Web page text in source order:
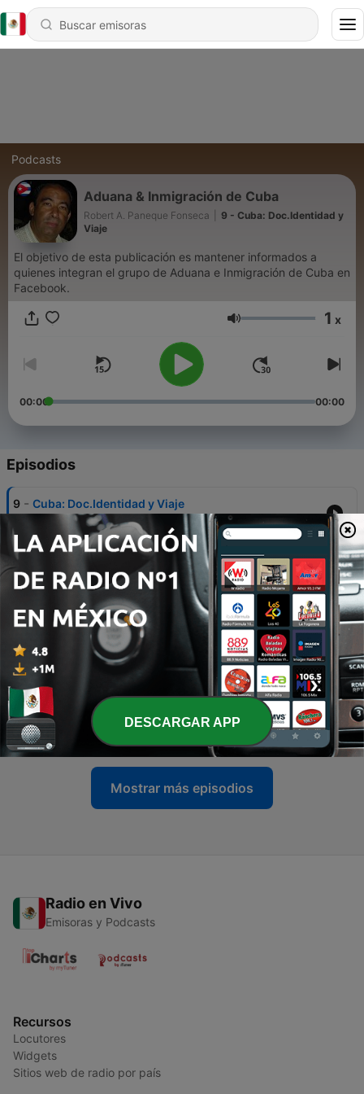
Podcasts
Aduana & Inmigración de Cuba
Robert A. Paneque Fonseca
9 - Cuba: Doc.Identidad y
Viaje
El objetivo de esta publicación es mantener informados a
quienes integran el grupo de Aduana e Inmigración de Cuba en
Facebook.
Volumen 1 x
00:00 00:00
Episodios
9 - Cuba: Doc.Identidad y Viaje
8 - Cuba: Pasaporte Prórroga
10 oct. 2017
7 - Cuba: Pasaporte Renovación
09 oct. 2017
6 - Cuba: Inscripción Consular
09 oct. 2017
- Cuba: Repatriados y Contenedores
08 oct. 2017
Mostrar más episodios
Radio en Vivo
Emisoras y Podcasts
Recursos
Locutores
Widgets
Sitios web de radio por país
DESCARGAR APP